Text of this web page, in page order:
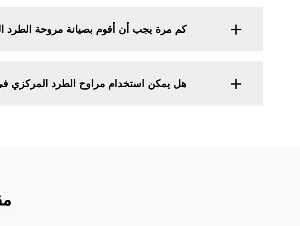
كم مرة يجب أن أقوم بصيانة مروحة الطرد
هل يمكن استخدام مراوح الطرد المركزي في